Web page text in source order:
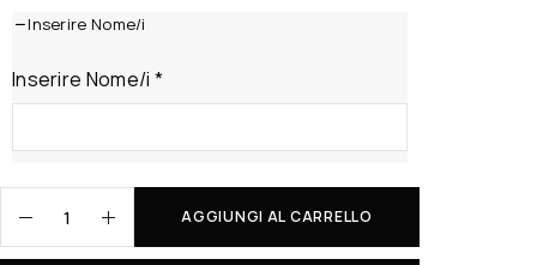
Inserire Nome/i
Inserire Nome/i *
AGGIUNGI AL CARRELLO